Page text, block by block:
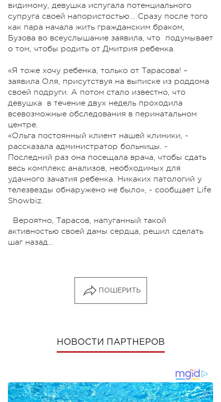
видимому, девушка испугала потенциального
супруга своей напористостью... Сразу после того
как пара начала жить гражданским браком,
Бузова во всеуслышание заявила, что подумывает
о том, чтобы родить от Дмитрия ребенка.
«Я тоже хочу ребенка, только от Тарасова! –
заявила Оля, присутствуя на выписке из роддома
своей подруги. А потом стало известно, что
девушка в течение двух недель проходила
всевозможные обследования в перинатальном
центре.
«Ольга постоянный клиент нашей клиники, -
рассказала администратор больницы. -
Последний раз она посещала врача, чтобы сдать
весь комплекс анализов, необходимых для
удачного зачатия ребенка. Никаких патологий у
телезвезды обнаружено не было», - сообщает Life
Showbiz.
Вероятно, Тарасов, напуганный такой
активностью своей дамы сердца, решил сделать
шаг назад...
ПОШЕРИТЬ
НОВОСТИ ПАРТНЕРОВ